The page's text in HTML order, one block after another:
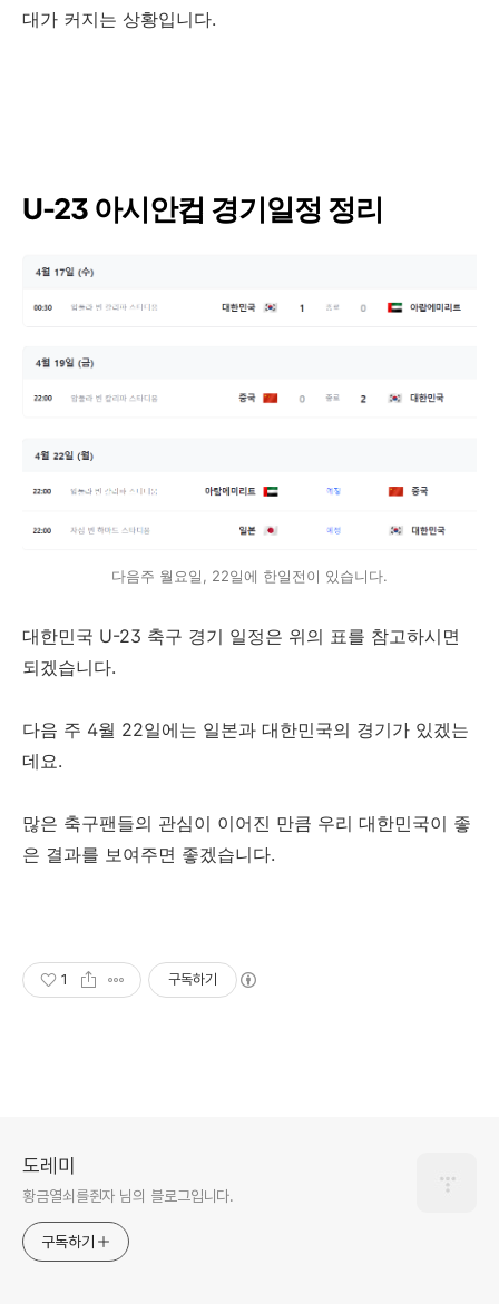
대가 커지는 상황입니다.
U-23 아시안컵 경기일정 정리
다음주 월요일, 22일에 한일전이 있습니다.
대한민국 U-23 축구 경기 일정은 위의 표를 참고하시면
되겠습니다.
다음 주 4월 22일에는 일본과 대한민국의 경기가 있겠는
데요.
많은 축구팬들의 관심이 이어진 만큼 우리 대한민국이 좋
은 결과를 보여주면 좋겠습니다.
1 구독하기
도레미
황금열쇠를쥔자 님의 블로그입니다.
구독하기